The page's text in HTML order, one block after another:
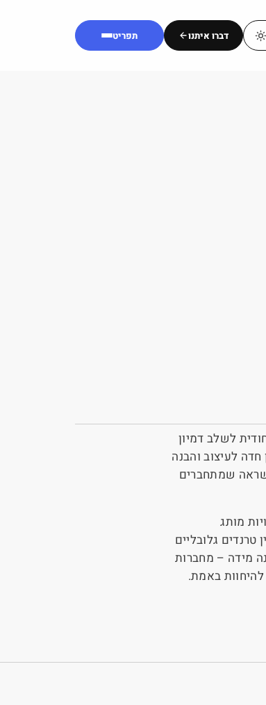
דברו איתנו תפריט
לשלב דמיון
לעיצוב והבנה
שמתחברים
מותג
גלובליים
מידה – מחברות
באמת.